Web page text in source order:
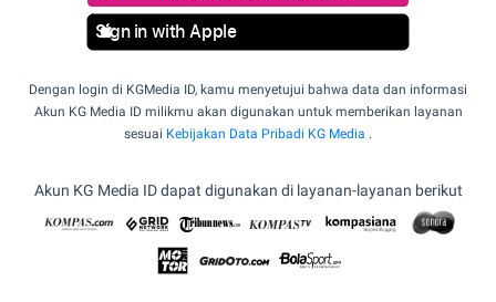
Sign in with Apple
Dengan login di KGMedia ID, kamu menyetujui bahwa data dan informasi
Akun KG Media ID milikmu akan digunakan untuk memberikan layanan
sesuai Kebijakan Data Pribadi KG Media .
Akun KG Media ID dapat digunakan di layanan-layanan berikut